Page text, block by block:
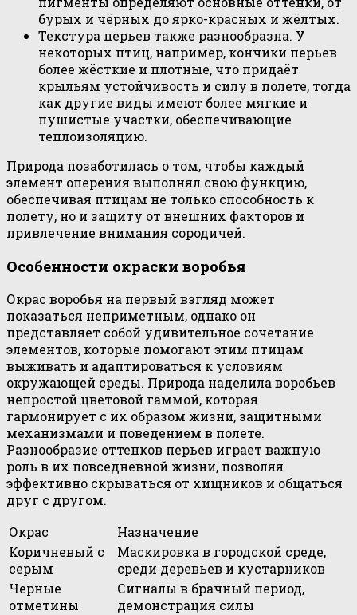
бурых и чёрных до ярко-красных и жёлтых.
Текстура перьев также разнообразна. У
некоторых птиц, например, кончики перьев
более жёсткие и плотные, что придаёт
крыльям устойчивость и силу в полете, тогда
как другие виды имеют более мягкие и
пушистые участки, обеспечивающие
теплоизоляцию.
Природа позаботилась о том, чтобы каждый
элемент оперения выполнял свою функцию,
обеспечивая птицам не только способность к
полету, но и защиту от внешних факторов и
привлечение внимания сородичей.
Особенности окраски воробья
Окрас воробья на первый взгляд может
показаться неприметным, однако он
представляет собой удивительное сочетание
элементов, которые помогают этим птицам
выживать и адаптироваться к условиям
окружающей среды. Природа наделила воробьев
непростой цветовой гаммой, которая
гармонирует с их образом жизни, защитными
механизмами и поведением в полете.
Разнообразие оттенков перьев играет важную
роль в их повседневной жизни, позволяя
эффективно скрываться от хищников и общаться
друг с другом.
Окрас
Назначение
Коричневый с
серым
Маскировка в городской среде,
среди деревьев и кустарников
Черные
отметины
Сигналы в брачный период,
демонстрация силы